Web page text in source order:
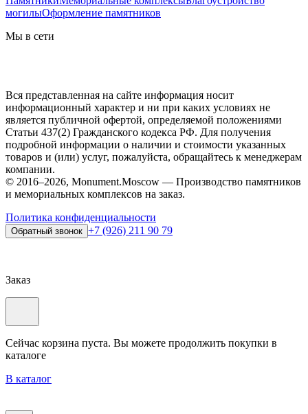
могилыОформление памятников
Мы в сети
Вся представленная на сайте информация носит
информационный характер и ни при каких условиях не
является публичной офертой, определяемой положениями
Статьи 437(2) Гражданского кодекса РФ. Для получения
подробной информации о наличии и стоимости указанных
товаров и (или) услуг, пожалуйста, обращайтесь к менеджерам
компании.
© 2016–2026, Monument.Moscow — Производство памятников
и мемориальных комплексов на заказ.
Политика конфиденциальности
Обратный звонок +7 (926) 211 90 79
Заказ
Сейчас корзина пуста. Вы можете продолжить покупки в
каталоге
В каталог